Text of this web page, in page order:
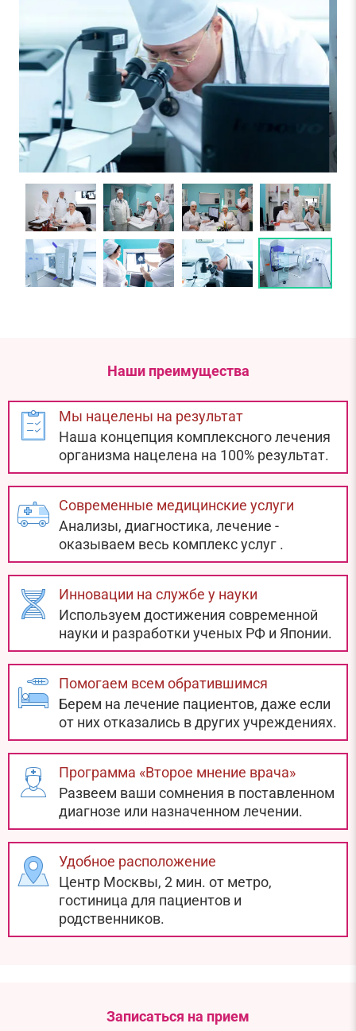
Наши преимущества
Мы нацелены на результат
Наша концепция комплексного лечения
организма нацелена на 100% результат.
Современные медицинские услуги
Анализы, диагностика, лечение -
оказываем весь комплекс услуг .
Инновации на службе у науки
Используем достижения современной
науки и разработки ученых РФ и Японии.
Помогаем всем обратившимся
Берем на лечение пациентов, даже если
от них отказались в других учреждениях.
Программа «Второе мнение врача»
Развеем ваши сомнения в поставленном
диагнозе или назначенном лечении.
Удобное расположение
Центр Москвы, 2 мин. от метро,
гостиница для пациентов и
родственников.
Записаться на прием